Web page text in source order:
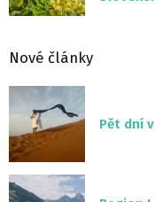
Nové články
Pět dní